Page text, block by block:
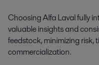
Choosing Alfa Laval fully
valuable insights and
feedstock, minimizing risk,
commercialization.